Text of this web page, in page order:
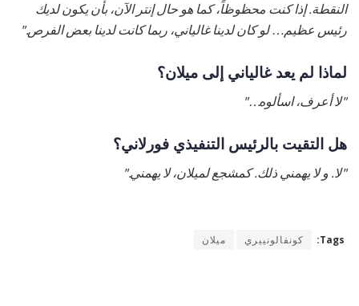
النقطة. إذا كنت محظوظاً، كما هو حال إنتر الآن، بأن يكون لديك
رئيس عظيم… لو كان لدينا غالياني، ربما كانت لدينا بعض الفرص."
لماذا لم يعد غالياني إلى ميلان؟
"لا أعرف، اسألوه…"
هل التقيت بالرئيس التنفيذي فورلاني؟
"لا. و لا يهمني ذلك. كمشجع لميلان، لا يهمني."
Tags: كونفالونييري ميلان